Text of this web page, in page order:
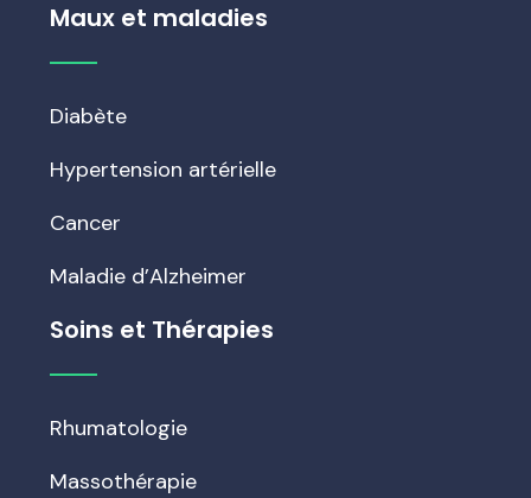
Maux et maladies
Diabète
Hypertension artérielle
Cancer
Maladie d’Alzheimer
Soins et Thérapies
Rhumatologie
Massothérapie